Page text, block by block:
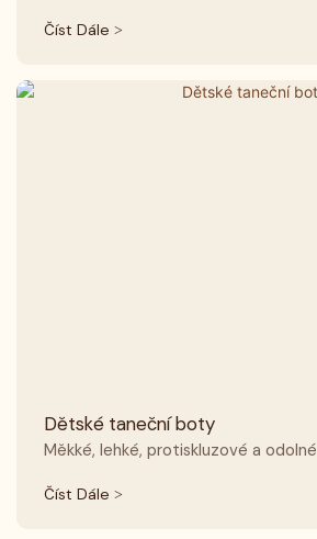
Číst Dále >
Dětské taneční boty
Měkké, lehké, protiskluzové a odolné
Číst Dále >